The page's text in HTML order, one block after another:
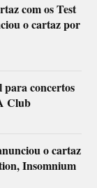
com os Test
o cartaz por
para concertos
Club
o cartaz
Insomnium